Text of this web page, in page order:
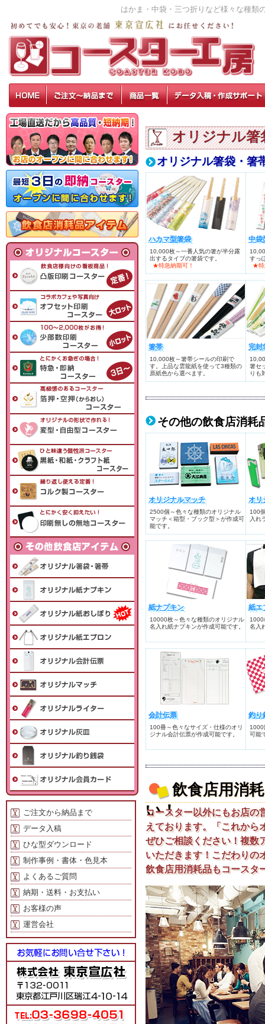
はかま・中袋・三つ折りなど様々な種類
オリジナル箸
オリジナル箸袋・箸
ハカマ型箸袋
10,000枚～一番人気の箸が半分露
出するタイプの箸袋です。
★特急納期可！
中袋
すっ
★特
箸帯
10,000枚～箸帯シールの印刷で
す。上品な雲龍紙を使って3種類の
原紙色から選べます。
完封
箸セ
りも
その他の飲食店消耗
オリジナルマッチ
2500個～色々な種類のオリジナル
マッチ＜箱型・ブック型＞が作成可
能です。
オリ
100
入れ
紙ナプキン
10000枚～色々な種類のオリジナル
名入れ紙ナプキンが作成可能です。
紙エ
1000
名入
会計伝票
100冊～色々なサイズ・仕様のオリ
ジナル会計伝票が作成可能です。
釣り
1000
可能
飲食店用消
い！
コースター以外にもお店の
えております。「これか
ぜひご相談ください！複数
いただきます！こだわりの
飲食店用消耗品もコースタ
ご注文から納品まで
データ入稿
ひな型ダウンロード
制作事例・書体・色見本
よくあるご質問
納期・送料・お支払い
お客様の声
運営会社